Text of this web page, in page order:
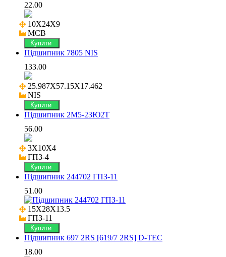
22.00
10X24X9
MCB
Купити
Підшипник 7805 NIS
133.00
25.987X57.15X17.462
NIS
Купити
Підшипник 2М5-23Ю2Т
56.00
3X10X4
ГПЗ-4
Купити
Підшипник 244702 ГПЗ-11
51.00
15X28X13.5
ГПЗ-11
Купити
Підшипник 697 2RS [619/7 2RS] D-TEC
18.00